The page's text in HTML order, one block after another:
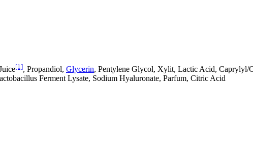
[1], Propandiol, Glycerin, Pentylene Glycol, Xylit, Lactic Acid, Caprylyl/
Ferment Lysate, Sodium Hyaluronate, Parfum, Citric Acid